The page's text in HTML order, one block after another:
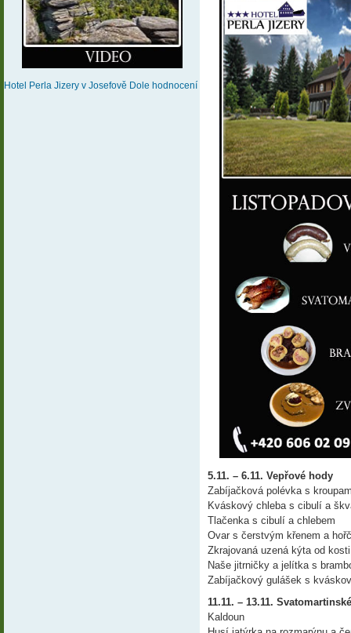
Hotel Perla Jizery v Josefově Dole hodnocení
5.11. – 6.11. Vepřové hody
Zabíjačková polévka s
Kváskový chleba s cibulí a
Tlačenka s cibulí a chlebem
Ovar s čerstvým křenem a
Zkrajovaná uzená kýta od kosti
Naše jitrničky a jelítka s
Zabíjačkový gulášek s
11.11. – 13.11.
Kaldoun